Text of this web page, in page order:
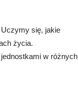
się, jakie
życia.
w różnych